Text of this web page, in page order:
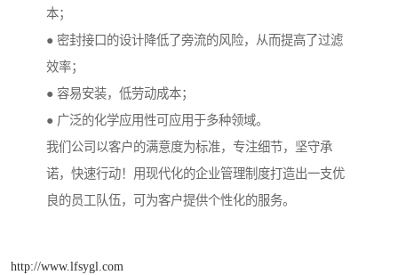
本；
● 密封接口的设计降低了旁流的风险，从而提高了过滤
效率；
● 容易安装，低劳动成本；
● 广泛的化学应用性可应用于多种领域。
我们公司以客户的满意度为标准，专注细节，坚守承
诺，快速行动！用现代化的企业管理制度打造出一支优
良的员工队伍，可为客户提供个性化的服务。
http://www.lfsygl.com